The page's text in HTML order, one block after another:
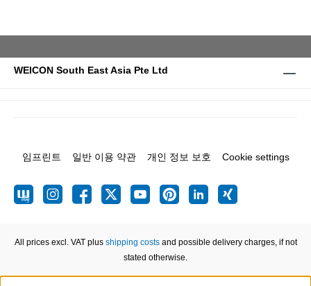
WEICON South East Asia Pte Ltd
임프린트 일반 이용 약관 개인 정보 보호 Cookie settings
All prices excl. VAT plus shipping costsand possible delivery charges, if not
stated otherwise.